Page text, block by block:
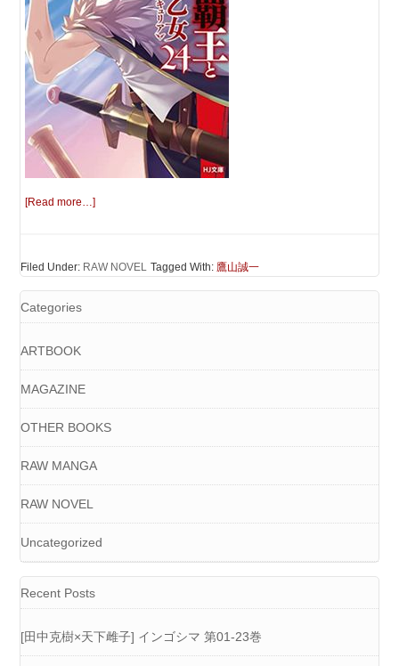
[Read more…]
Filed Under: RAW NOVEL Tagged With: 鷹山誠一
Categories
ARTBOOK
MAGAZINE
OTHER BOOKS
RAW MANGA
RAW NOVEL
Uncategorized
Recent Posts
[田中克樹×天下雌子] インゴシマ 第01-23巻